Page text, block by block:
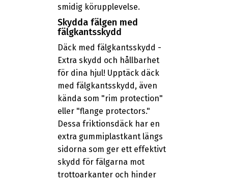
smidig körupplevelse.
Skydda fälgen med
fälgkantsskydd
Däck med fälgkantsskydd -
Extra skydd och hållbarhet
för dina hjul! Upptäck däck
med fälgkantsskydd, även
kända som "rim protection"
eller "flange protectors."
Dessa friktionsdäck har en
extra gummiplastkant längs
sidorna som ger ett effektivt
skydd för fälgarna mot
trottoarkanter och hinder